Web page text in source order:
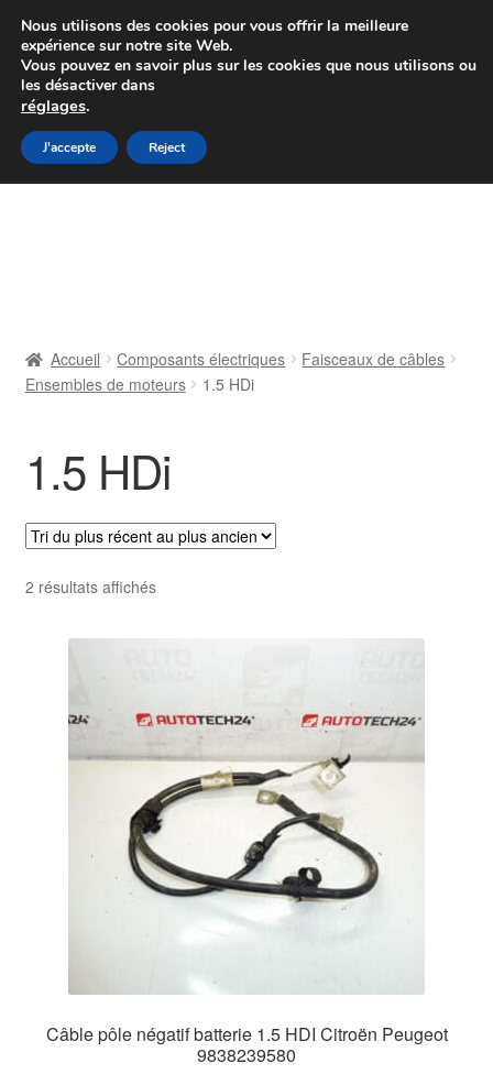
Colissimo livraison à partir de 7 EUR
Du lundi au vendredi de 9 h à 16 h
Aller
à
Aller
au
Contact
Politique de confidentialité
Procédure de Réclamation
Accueil Composants électriques
Faisceaux de câbles
Ensembles de moteurs
1.5 HDi
1.5 HDi
2 résultats affichésTrié
ancien
Câble pôle négatif batterie 1.5 HDI Citroën Peugeot
9838239580
Nous utilisons des cookies pour vous offrir la meilleure
expérience sur notre site Web.
Vous pouvez en savoir plus sur les cookies que nous utilisons ou
les désactiver dans
réglages.
J'accepte Reject